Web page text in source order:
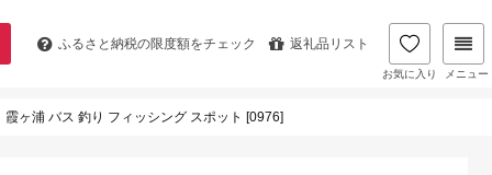
ふるさと納税の限度額をチェック 返礼品リスト
お気に入り メニュー
ヶ浦 バス 釣り フィッシング スポット [0976]